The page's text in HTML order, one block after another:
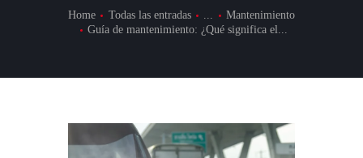
Home Todas las entradas
Mantenimiento
Guía de mantenimiento: ¿Qué significa el...
CONTACTO